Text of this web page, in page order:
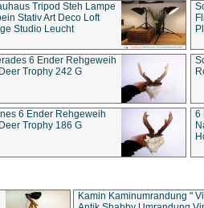
Tripod Steh Lampe
Stativ Art Deco Loft
Studio Leucht
6 Ender Rehgeweih
Trophy 242 G
6 Ender Rehgeweih
Trophy 186 G
6
Kamin Kaminumrandung "